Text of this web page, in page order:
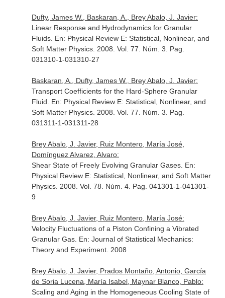
Dufty, James W., Baskaran, A., Brey Abalo, J. Javier:
Linear Response and Hydrodynamics for Granular
Fluids. En: Physical Review E: Statistical, Nonlinear, and
Soft Matter Physics. 2008. Vol. 77. Núm. 3. Pag.
031310-1-031310-27
Baskaran, A., Dufty, James W., Brey Abalo, J. Javier:
Transport Coefficients for the Hard-Sphere Granular
Fluid. En: Physical Review E: Statistical, Nonlinear, and
Soft Matter Physics. 2008. Vol. 77. Núm. 3. Pag.
031311-1-031311-28
Brey Abalo, J. Javier, Ruiz Montero, María José,
Domínguez Alvarez, Alvaro:
Shear State of Freely Evolving Granular Gases. En:
Physical Review E: Statistical, Nonlinear, and Soft Matter
Physics. 2008. Vol. 78. Núm. 4. Pag. 041301-1-041301-
9
Brey Abalo, J. Javier, Ruiz Montero, María José:
Velocity Fluctuations of a Piston Confining a Vibrated
Granular Gas. En: Journal of Statistical Mechanics:
Theory and Experiment. 2008
Brey Abalo, J. Javier, Prados Montaño, Antonio, García
de Soria Lucena, María Isabel, Maynar Blanco, Pablo:
Scaling and Aging in the Homogeneous Cooling State of